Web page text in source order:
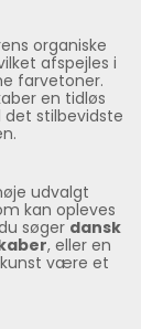
organiske
afspejles i
farvetoner.
en tidløs
stilbevidste
udvalgt
kan opleves
søger dansk
, eller en
kunst være et